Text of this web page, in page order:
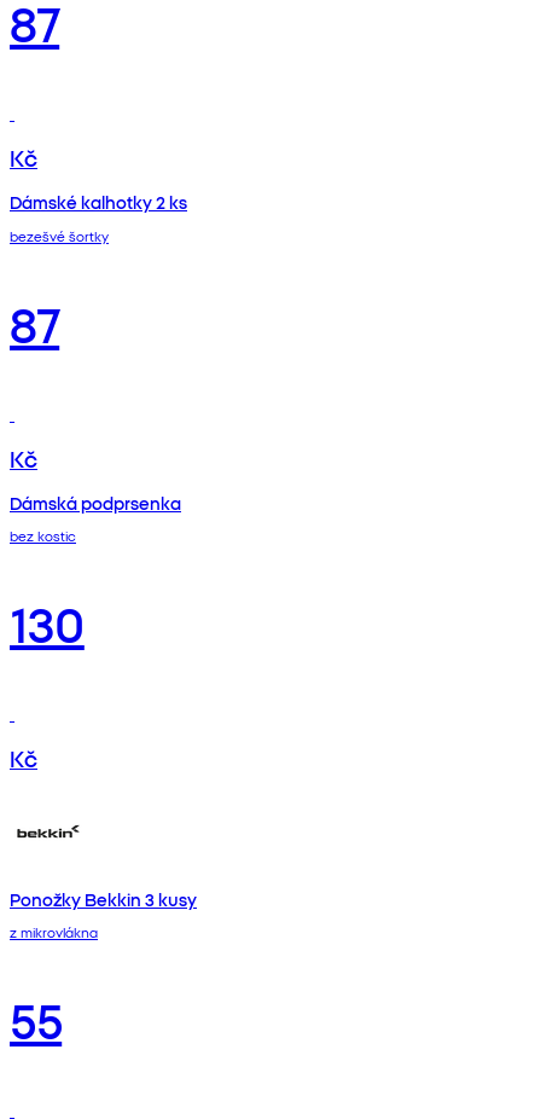
87
Kč
Dámské kalhotky 2 ks
bezešvé šortky
87
Kč
Dámská podprsenka
bez kostic
130
Kč
Ponožky Bekkin 3 kusy
z mikrovlákna
55